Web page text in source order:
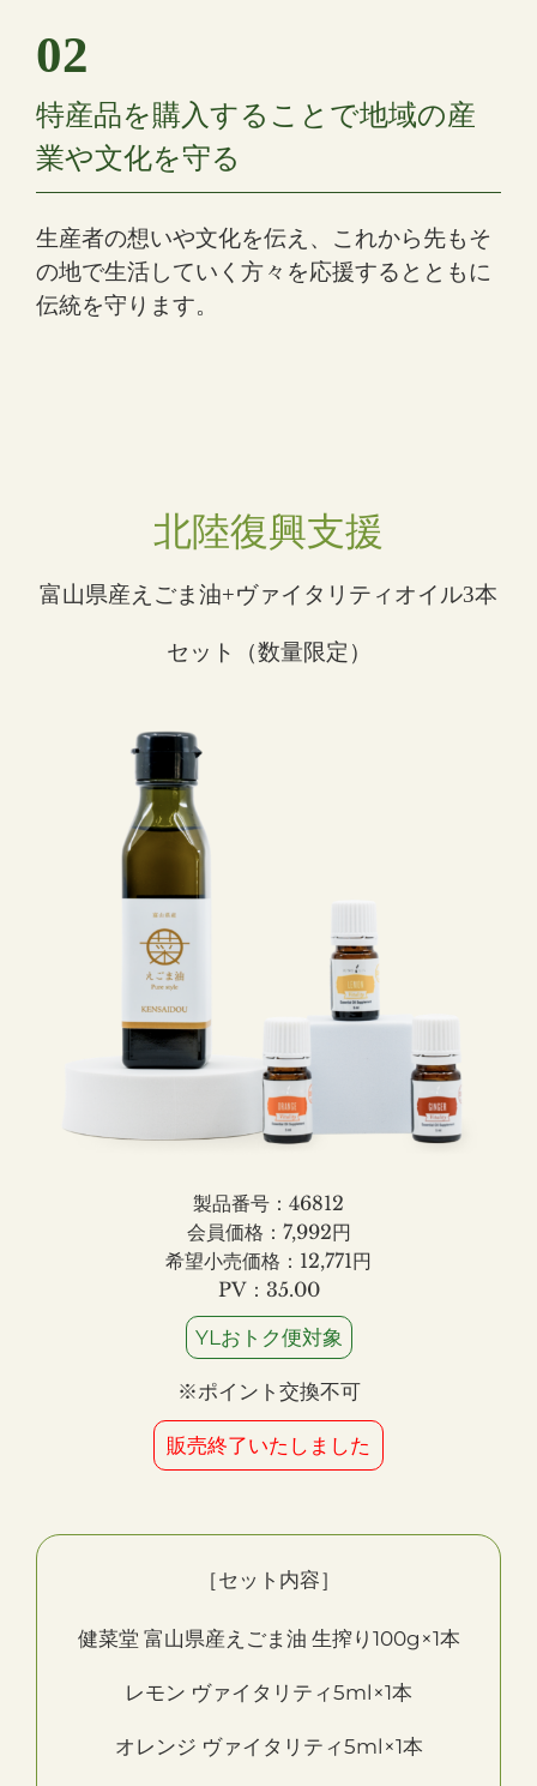
02
特産品を購入することで地域の産
業や文化を守る
生産者の想いや文化を伝え、これから先もそ
の地で生活していく方々を応援するとともに
伝統を守ります。
北陸復興支援
富山県産えごま油+ヴァイタリティオイル3本
セット（数量限定）
製品番号：46812
会員価格：7,992円
希望小売価格：12,771円
PV：35.00
YLおトク便対象
※ポイント交換不可
販売終了いたしました
［セット内容］
健菜堂 富山県産えごま油 生搾り100g×1本
レモン ヴァイタリティ5ml×1本
オレンジ ヴァイタリティ5ml×1本